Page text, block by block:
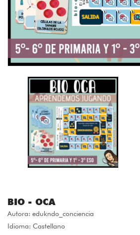
BIO - OCA
Autora: edukndo_conciencia
Idioma: Castellano